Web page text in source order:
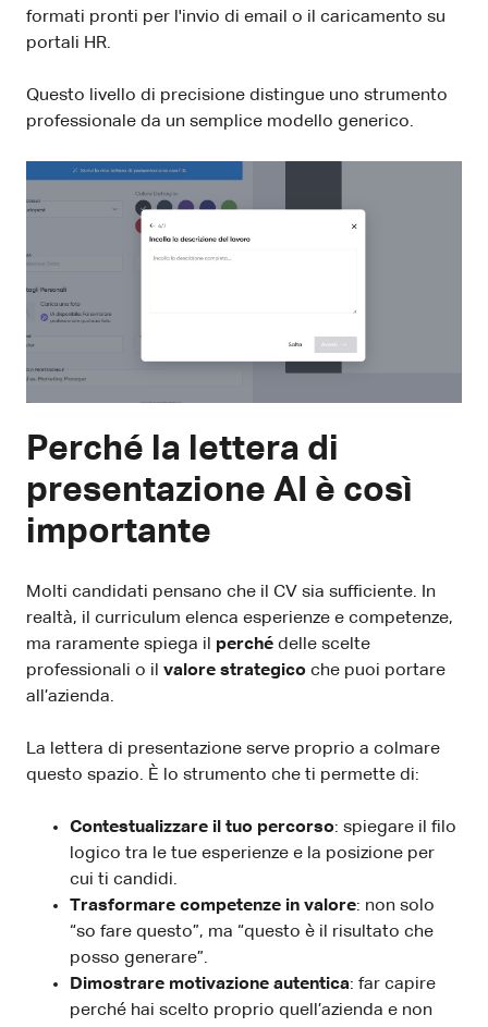
formati pronti per l'invio di email o il caricamento su
portali HR.
Questo livello di precisione distingue uno strumento
professionale da un semplice modello generico.
Perché la lettera di
presentazione AI è così
importante
Molti candidati pensano che il CV sia sufficiente. In
realtà, il curriculum elenca esperienze e competenze,
ma raramente spiega il perché delle scelte
professionali o il valore strategico che puoi portare
all’azienda.
La lettera di presentazione serve proprio a colmare
questo spazio. È lo strumento che ti permette di:
Contestualizzare il tuo percorso: spiegare il filo
logico tra le tue esperienze e la posizione per
cui ti candidi.
Trasformare competenze in valore: non solo
“so fare questo”, ma “questo è il risultato che
posso generare”.
Dimostrare motivazione autentica: far capire
perché hai scelto proprio quell’azienda e non